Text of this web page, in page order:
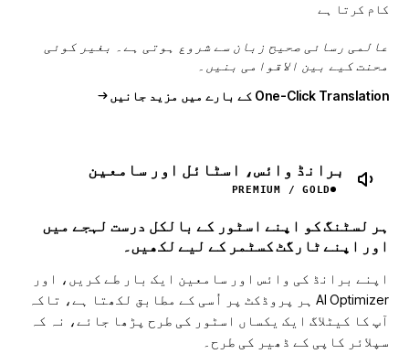
کام کرتا ہے
عالمی رسائی صحیح زبان سے شروع ہوتی ہے۔ بغیر کوئی
محنت کیے بین الاقوامی بنیں۔
One-Click Translation کے بارے میں مزید جانیں
برانڈ وائس، اسٹائل اور سامعین
PREMIUM / GOLD
ہر لسٹنگ کو اپنے اسٹور کے بالکل درست لہجے میں
اور اپنے ٹارگٹ کسٹمر کے لیے لکھیں۔
اپنے برانڈ کی وائس اور سامعین ایک بار طے کریں، اور
AI Optimizer ہر پروڈکٹ پر اُسی کے مطابق لکھتا ہے، تاکہ
آپ کا کیٹلاگ ایک یکساں اسٹور کی طرح پڑھا جائے، نہ کہ
سپلائر کاپی کے ڈھیر کی طرح۔